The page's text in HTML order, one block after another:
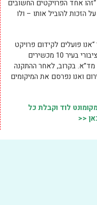
מנהלת אגף תכנון
אחד הפרויקטים החשובים
“אנו פועלים לקידום פרויקט
שיצא לאור בהקדם ובו יותקנו במרחב הציבורי בעיר 10 מכשירים
בקרוב, לאחר ההתקנה
<<